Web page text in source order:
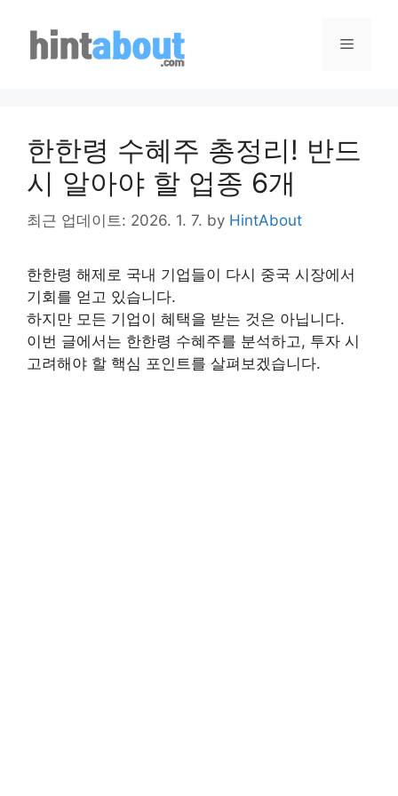
content
Menu
한한령 수혜주 총정리! 반드
시 알아야 할 업종 6개
최근 업데이트: 2026. 1. 7. by HintAbout
한한령 해제로 국내 기업들이 다시 중국 시장에서
기회를 얻고 있습니다.
하지만 모든 기업이 혜택을 받는 것은 아닙니다.
이번 글에서는 한한령 수혜주를 분석하고, 투자 시
고려해야 할 핵심 포인트를 살펴보겠습니다.